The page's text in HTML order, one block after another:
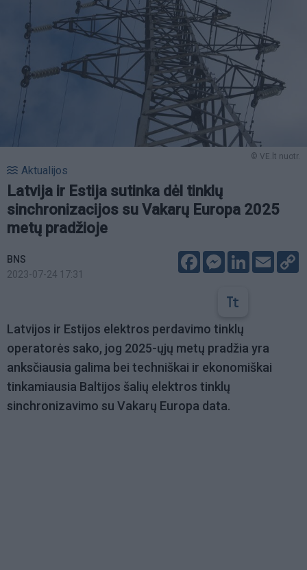
© VE.lt nuotr.
Aktualijos
Latvija ir Estija sutinka dėl tinklų
sinchronizacijos su Vakarų Europa 2025
metų pradžioje
BNS
2023-07-24 17:31
FacebookMessenger
LinkedIn
Email
Latvijos ir Estijos elektros perdavimo tinklų
operatorės sako, jog 2025-ųjų metų pradžia yra
anksčiausia galima bei techniškai ir ekonomiškai
tinkamiausia Baltijos šalių elektros tinklų
sinchronizavimo su Vakarų Europa data.